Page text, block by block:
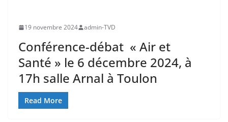
19 novembre 2024 admin-TVD
Conférence-débat « Air et
Santé » le 6 décembre 2024, à
17h salle Arnal à Toulon
Read More